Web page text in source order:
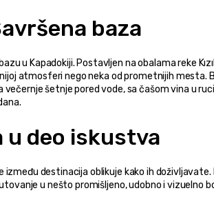
baza
u Kapadokiji. Postavljen na obalama reke
atmosferi nego neka od prometnijih mesta.
šetnje pored vode, sa čašom vina u
deo iskustva
između destinacija oblikuje kako ih doživljavate.
u nešto promišljeno, udobno i vizuelno